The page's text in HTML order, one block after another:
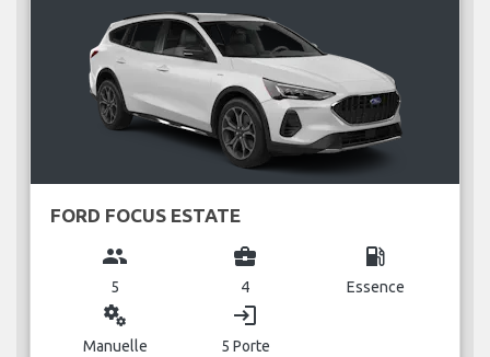
FORD FOCUS ESTATE
group
5
business_center
4
local_gas_station
Essence
miscellaneous_services
Manuelle
login
5 Porte